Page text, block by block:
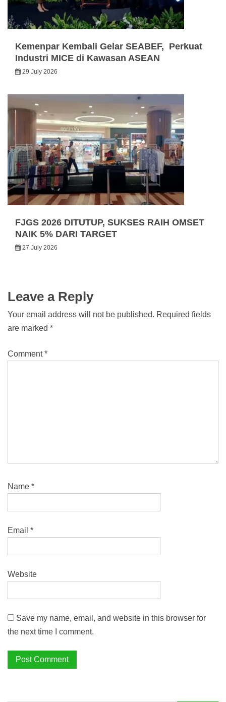
Kemenpar Kembali Gelar SEABEF, Perkuat
Industri MICE di Kawasan ASEAN
29 July 2026
FJGS 2026 DITUTUP, SUKSES RAIH OMSET
NAIK 5% DARI TARGET
27 July 2026
Leave a Reply
Your email address will not be published. Required fields
are marked *
Comment*
Name *
Email *
Website
Save my name, email, and website in this browser for
the next time I comment.